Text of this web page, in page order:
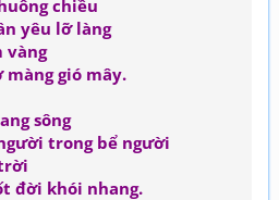
chiều
yêu lỡ làng
vàng
màng gió mây.
sông
trong bể người
đời khói nhang.